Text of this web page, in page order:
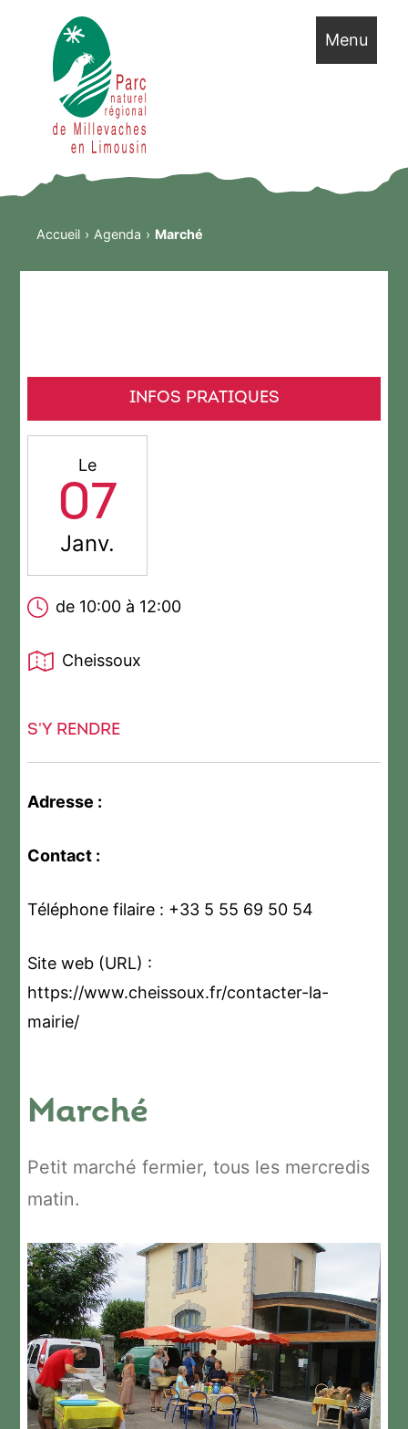
Menu
Accueil Agenda Marché
INFOS PRATIQUES
Le
07
Janv.
de 10:00 à 12:00
Cheissoux
S'Y RENDRE
Adresse :
Contact :
Téléphone filaire : +33 5 55 69 50 54
Site web (URL) :
https://www.cheissoux.fr/contacter-la-
mairie/
Marché
Petit marché fermier, tous les mercredis
matin.